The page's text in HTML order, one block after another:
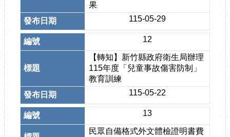
果
115-05-29
12
【轉知】新竹縣政府衛生局辦理
115年度「兒童事故傷害防制」
教育訓練
115-05-22
13
民眾自備格式外文體檢證明書費